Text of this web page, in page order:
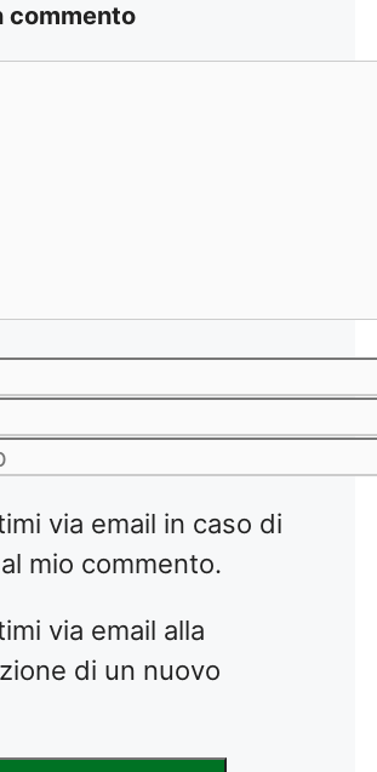
commento
via email in caso di
mio commento.
via email alla
di un nuovo